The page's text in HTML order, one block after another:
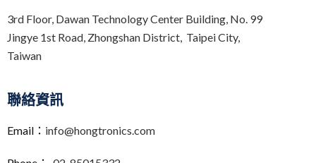
3rd Floor, Dawan Technology Center Building, No. 99
Jingye 1st Road, Zhongshan District, Taipei City,
Taiwan
聯絡資訊
Email： info@hongtronics.com